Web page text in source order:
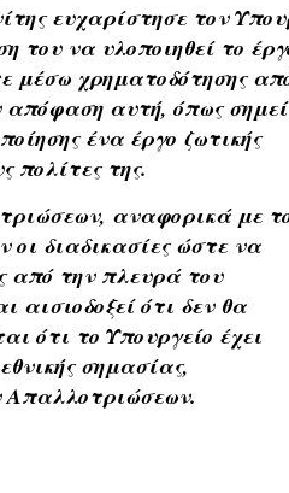
ευχαρίστησε τον
να υλοποιηθεί το
μέσω χρηματοδότησης
αυτή, όπως
ένα έργο ζωτικής
πολίτες της.
αναφορικά με
οι διαδικασίες ώστε να
από την πλευρά του
ότι δεν θα
ότι το Υπουργείο έχει
σημασίας,
Απαλλοτριώσεων.